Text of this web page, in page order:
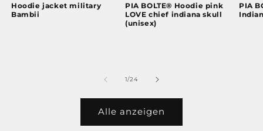
Hoodie jacket military
Bambii
PIA BOLTE® Hoodie pink
LOVE chief indiana skull
(unisex)
PIA
1/von
24
Alle anzeigen